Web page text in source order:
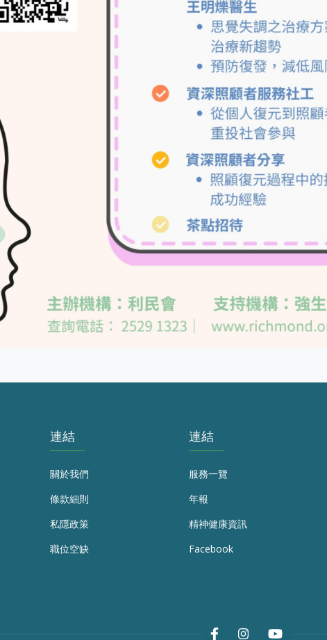
連結
關於我們
條款細則
私隱政策
職位空缺
連結
服務一覽
年報
精神健康資訊
Facebook